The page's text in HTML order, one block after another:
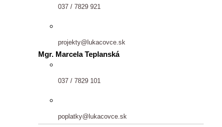
037 / 7829 921
projekty@lukacovce.sk
Mgr. Marcela Teplanská
037 / 7829 101
poplatky@lukacovce.sk